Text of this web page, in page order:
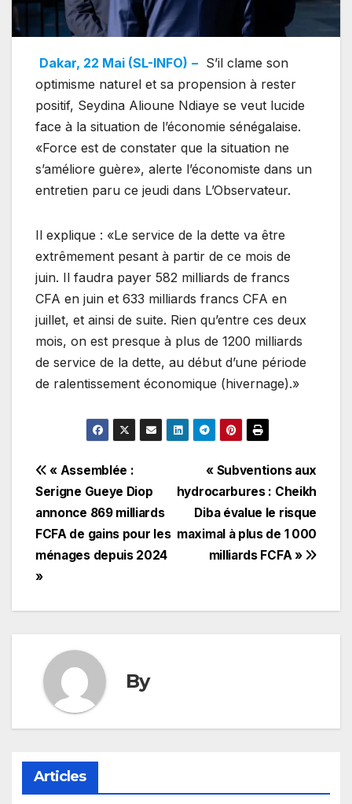
Dakar, 22 Mai (SL-INFO) – S’il clame son
optimisme naturel et sa propension à rester
positif, Seydina Alioune Ndiaye se veut lucide
face à la situation de l’économie sénégalaise.
«Force est de constater que la situation ne
s’améliore guère», alerte l’économiste dans un
entretien paru ce jeudi dans L’Observateur.
Il explique : «Le service de la dette va être
extrêmement pesant à partir de ce mois de
juin. Il faudra payer 582 milliards de francs
CFA en juin et 633 milliards francs CFA en
juillet, et ainsi de suite. Rien qu’entre ces deux
mois, on est presque à plus de 1200 milliards
de service de la dette, au début d’une période
de ralentissement économique (hivernage).»
Navigation
de
l’article
« Subventions aux
hydrocarbures : Cheikh
Diba évalue le risque
maximal à plus de 1 000
milliards FCFA »
« Assemblée :
Serigne Gueye Diop
annonce 869 milliards
FCFA de gains pour les
ménages depuis 2024
»
By
Articles